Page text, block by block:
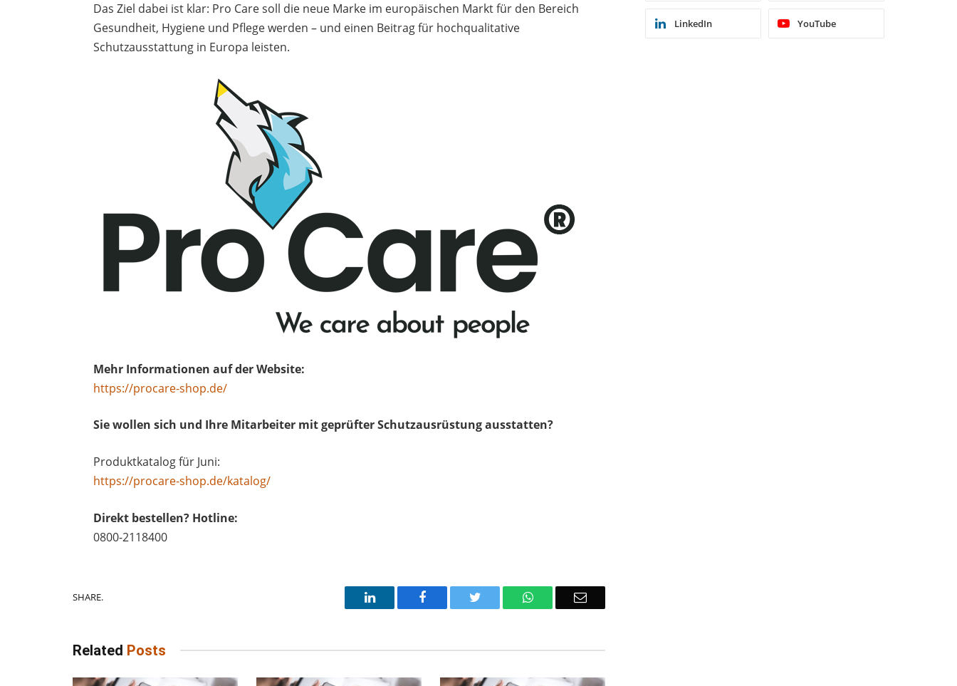
Das Ziel dabei ist klar: Pro Care soll die neue Marke im europäischen Markt für den Bereich
Gesundheit, Hygiene und Pflege werden – und einen Beitrag für hochqualitative
Schutzausstattung in Europa leisten.
Mehr Informationen auf der Website:
https://procare-shop.de/
Sie wollen sich und Ihre Mitarbeiter mit geprüfter Schutzausrüstung ausstatten?
Produktkatalog für Juni:
https://procare-shop.de/katalog/
Direkt bestellen? Hotline:
0800-2118400
SHARE. LinkedIn Facebook Twitter WhatsAppEmail
Related Posts
LinkedIn YouTube